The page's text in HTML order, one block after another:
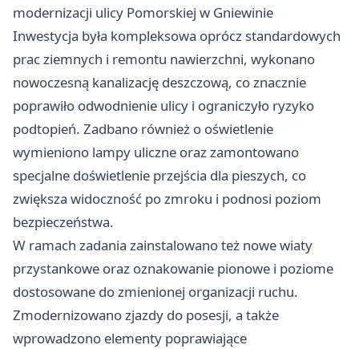
modernizacji ulicy Pomorskiej w Gniewinie
Inwestycja była kompleksowa oprócz standardowych
prac ziemnych i remontu nawierzchni, wykonano
nowoczesną kanalizację deszczową, co znacznie
poprawiło odwodnienie ulicy i ograniczyło ryzyko
podtopień. Zadbano również o oświetlenie
wymieniono lampy uliczne oraz zamontowano
specjalne doświetlenie przejścia dla pieszych, co
zwiększa widoczność po zmroku i podnosi poziom
bezpieczeństwa.
W ramach zadania zainstalowano też nowe wiaty
przystankowe oraz oznakowanie pionowe i poziome
dostosowane do zmienionej organizacji ruchu.
Zmodernizowano zjazdy do posesji, a także
wprowadzono elementy poprawiające